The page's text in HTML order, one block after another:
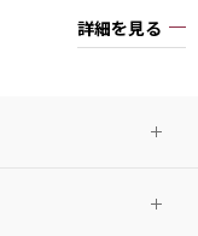
詳細を見る